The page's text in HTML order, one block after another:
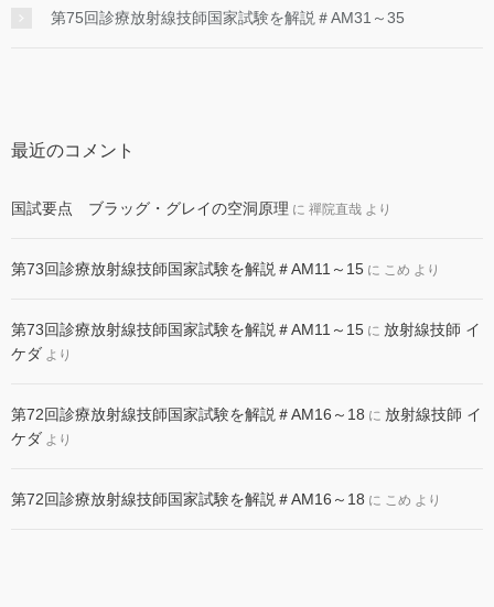
第75回診療放射線技師国家試験を解説＃AM31～35
最近のコメント
国試要点 ブラッグ・グレイの空洞原理 に 禪院直哉 より
第73回診療放射線技師国家試験を解説＃AM11～15 に こめ より
第73回診療放射線技師国家試験を解説＃AM11～15 に 放射線技師 イ
ケダ より
第72回診療放射線技師国家試験を解説＃AM16～18 に 放射線技師 イ
ケダ より
第72回診療放射線技師国家試験を解説＃AM16～18 に こめ より